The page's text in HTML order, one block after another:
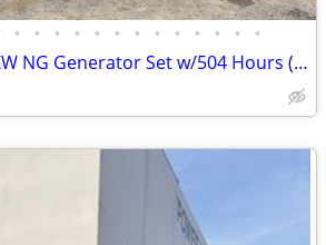
• • • • • • • • • • • • •
CAT Olympian 75 KW NG Generator Set w/504 Hours (2004)